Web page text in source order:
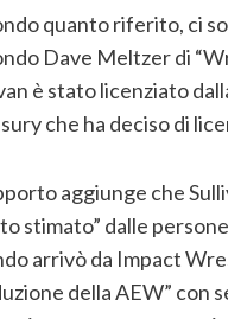
quanto riferito, ci
Dave Meltzer di
è stato licenziato
che ha deciso di
aggiunge che
stimato” dalle
arrivò da Impact
della AEW” con